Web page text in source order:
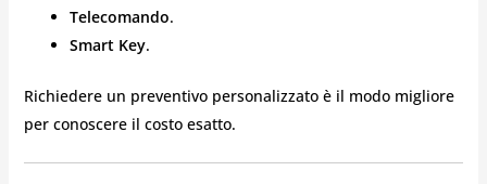
Telecomando.
Smart Key.
Richiedere un preventivo personalizzato è il modo migliore
per conoscere il costo esatto.